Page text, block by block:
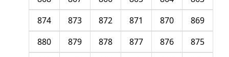
869
870
871
872
873
874
875
876
877
878
879
880